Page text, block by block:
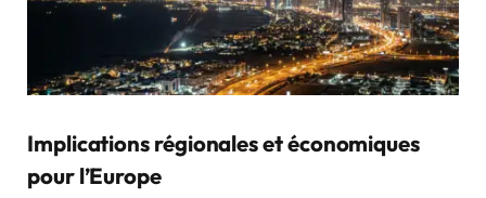
Implications régionales et économiques
pour l’Europe